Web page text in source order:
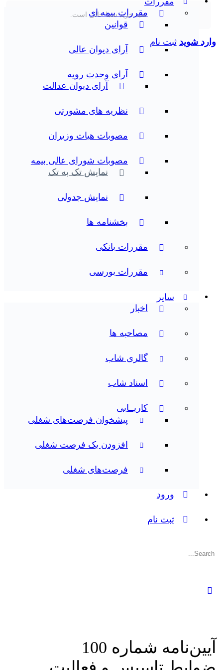
سبد خرید شما خالی است.
وارد شوید ثبت نام
مقررات بیمه ای
قوانین
آرای دیوان عالی
آرای وحدت رویه
آرای دیوان عدالت
نظریه‌ های مشورتی
مصوبات هیات وزیران
مصوبات شورای عالی بیمه
نمایش تک به تک
نمایش جدولی
بخشنامه ها
مقررات بانکی
مقررات بورسی
سایر
اخبار
مصاحبه ها
گالری شاب
اسناد شاب
کاریــابی
پیشخوان فرصت‌های شغلی
افزودن یک فرصت شغلی
فرصت‌های شغلی
ورود
ثبت نام
جستجوی:
آيين‌نامه شماره 100